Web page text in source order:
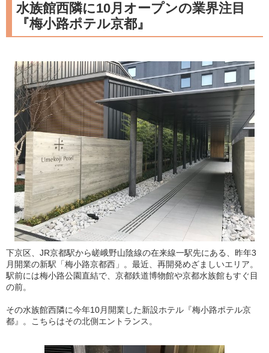
水族館西隣に10月オープンの業界注目
『梅小路ポテル京都』
下京区、JR京都駅から嵯峨野山陰線の在来線一駅先にある、昨年3
月開業の新駅「梅小路京都西」。最近、再開発めざましいエリア。
駅前には梅小路公園直結で、京都鉄道博物館や京都水族館もすぐ目
の前。
その水族館西隣に今年10月開業した新設ホテル『梅小路ポテル京
都』。こちらはその北側エントランス。